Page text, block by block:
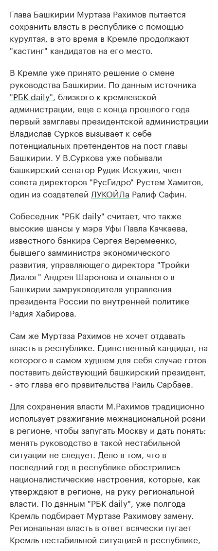
Глава Башкирии Муртаза Рахимов пытается
сохранить власть в республике с помощью
курултая, в это время в Кремле продолжают
"кастинг" кандидатов на его место.
В Кремле уже принято решение о смене
руководства Башкирии. По данным источника
"РБК daily", близкого к кремлевской
администрации, еще с конца прошлого года
первый замглавы президентской администрации
Владислав Сурков вызывает к себе
потенциальных претендентов на пост главы
Башкирии. У В.Суркова уже побывали
башкирский сенатор Рудик Искужин, член
совета директоров "РусГидро" Рустем Хамитов,
один из создателей ЛУКОЙЛа Ралиф Сафин.
Собеседник "РБК daily" считает, что также
высокие шансы у мэра Уфы Павла Качкаева,
известного банкира Сергея Веремеенко,
бывшего замминистра экономического
развития, управляющего директора "Тройки
Диалог" Андрея Шаронова и опального в
Башкирии замруководителя управления
президента России по внутренней политике
Радия Хабирова.
Сам же Муртаза Рахимов не хочет отдавать
власть в республике. Единственный кандидат, на
которого в самом худшем для себя случае готов
поставить действующий башкирский президент,
- это глава его правительства Раиль Сарбаев.
Для сохранения власти М.Рахимов традиционно
использует разжигание межнациональной розни
в регионе, чтобы запугать Москву и дать понять:
менять руководство в такой нестабильной
ситуации не следует. Дело в том, что в
последний год в республике обострились
националистические настроения, которые, как
утверждают в регионе, на руку региональной
власти. По данным "РБК daily", уже полгода
Кремль подбирает Муртазе Рахимову замену.
Региональная власть в ответ всячески пугает
Кремль нестабильной ситуацией в республике,